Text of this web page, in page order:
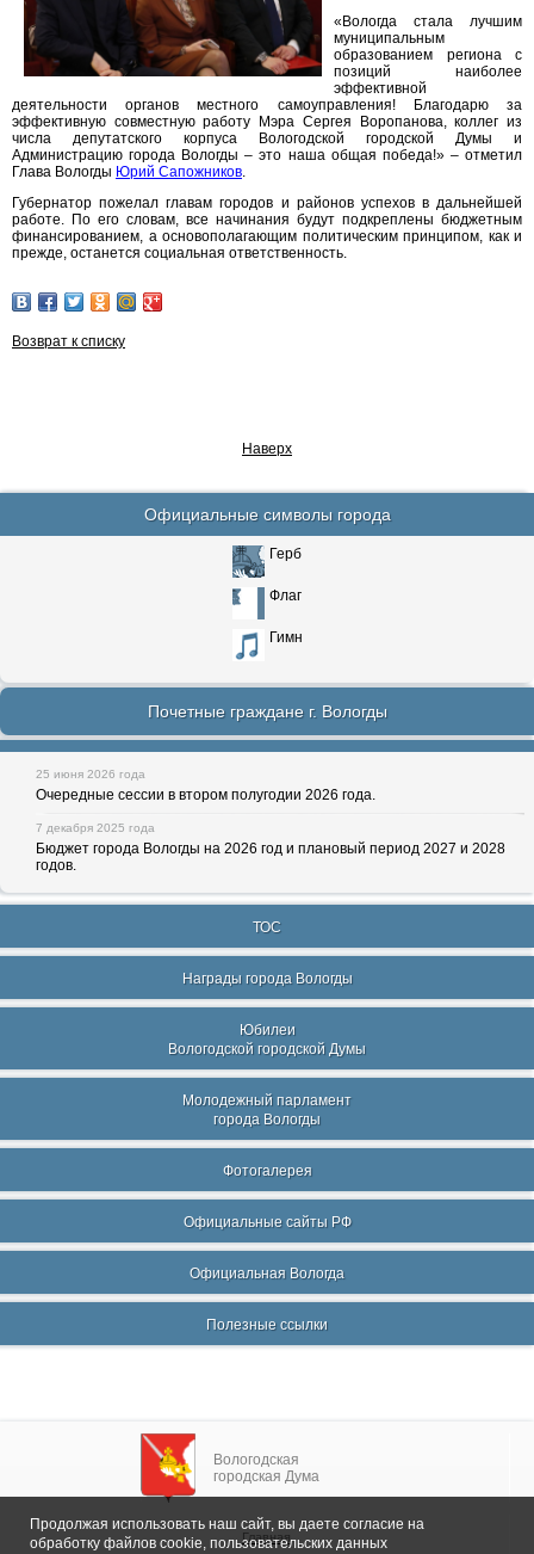
«Вологда стала лучшим
муниципальным
образованием региона с
позиций наиболее
эффективной
деятельности органов местного самоуправления! Благодарю за
эффективную совместную работу Мэра Сергея Воропанова, коллег из
числа депутатского корпуса Вологодской городской Думы и
Администрацию города Вологды – это наша общая победа!» – отметил
Глава Вологды Юрий Сапожников.
Губернатор пожелал главам городов и районов успехов в дальнейшей
работе. По его словам, все начинания будут подкреплены бюджетным
финансированием, а основополагающим политическим принципом, как и
прежде, останется социальная ответственность.
Возврат к списку
Наверх
Официальные символы города
Герб
Флаг
Гимн
Почетные граждане г. Вологды
25 июня 2026 года
Очередные сессии в втором полугодии 2026 года.
7 декабря 2025 года
Бюджет города Вологды на 2026 год и плановый период 2027 и 2028
годов.
ТОС
Награды города Вологды
Юбилеи
Вологодской городской Думы
Молодежный парламент
города Вологды
Фотогалерея
Официальные сайты РФ
Официальная Вологда
Полезные ссылки
Вологодская
городская Дума
Главная
Продолжая использовать наш сайт, вы даете согласие на
обработку файлов cookie, пользовательских данных